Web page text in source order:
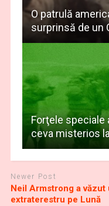
O patrulă
surprinsă de un
Forţele speciale
ceva misterios
Newer Post
Neil Armstrong a văzut
extraterestru pe Lună